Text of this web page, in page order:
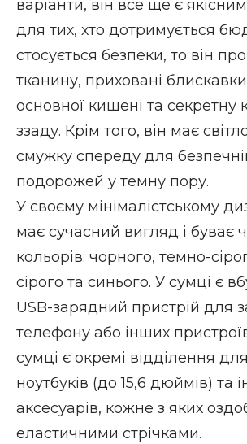
варіанти, він все ще є
для тих, хто дотримується
стосується безпеки, то він
тканину, приховані
основної кишені та
ззаду. Крім того, він має
смужку спереду для
подорожей у темну пору.
У своєму мінімалістському
має сучасний вигляд і буває
кольорів: чорного, темно-
сірого та синього. У сумці є
USB-зарядний пристрій для
телефону або інших
сумці є окремі відділення
ноутбуків (до 15,6 дюймів) та
аксесуарів, кожне з яких
еластичними стрічками.